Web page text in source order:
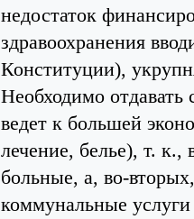
недостаток
здравоохранения
Конституции),
Необходимо отдавать
ведет к большей
лечение, белье), т. к.,
больные, а, во-
коммунальные